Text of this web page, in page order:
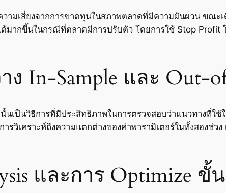
วามเสี่ยงจากการขาดทุนในสภาพตลาดที่มีความผันผวน ขณะ
มากขึ้นในกรณีที่ตลาดมีการปรับตัว โดยการใช้ Stop Profit
In-Sample และ Out-
เป็นวิธีการที่มีประสิทธิภาพในการตรวจสอบว่าแนวทางที่ใช้
รวิเคราะห์ถึงความแตกต่างของค่าพารามิเตอร์ในทั้งสองช่ว
และการ Optimize ขั้